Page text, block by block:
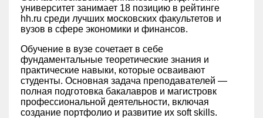
университет занимает 18 позицию в рейтинге
hh.ru среди лучших московских факультетов и
вузов в сфере экономики и финансов.
Обучение в вузе сочетает в себе
фундаментальные теоретические знания и
практические навыки, которые осваивают
студенты. Основная задача преподавателей —
полная подготовка бакалавров и магистровк
профессиональной деятельности, включая
создание портфолио и развитие их soft skills.